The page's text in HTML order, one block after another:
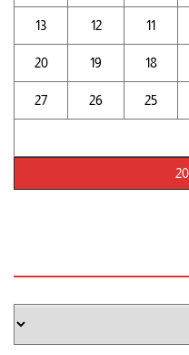
11
12
13
18
19
20
25
26
27